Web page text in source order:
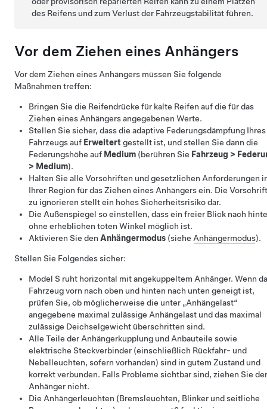
des Reifens und zum Verlust der Fahrzeugstabilität führen.
Vor dem Ziehen eines Anhängers
Vor dem Ziehen eines Anhängers müssen Sie folgende
Maßnahmen treffen:
Bringen Sie die Reifendrücke für kalte Reifen auf die für das
Ziehen eines Anhängers angegebenen Werte.
Stellen Sie sicher, dass die adaptive Federungsdämpfung Ihres
Fahrzeugs auf Erweitert gestellt ist, und stellen Sie dann die
Federungshöhe auf Medium (berühren Sie Fahrzeug >
> Medium).
Halten Sie alle Vorschriften und gesetzlichen Anforderungen
Ihrer Region für das Ziehen eines Anhängers ein. Die
zu ignorieren stellt ein hohes Sicherheitsrisiko dar.
Die Außenspiegel so einstellen, dass ein freier Blick nach
ohne erheblichen toten Winkel möglich ist.
Aktivieren Sie den Anhängermodus (siehe Anhängermodus).
Stellen Sie Folgendes sicher:
Model S ruht horizontal mit angekuppeltem Anhänger. Wenn
Fahrzeug vorn nach oben und hinten nach unten geneigt ist,
prüfen Sie, ob möglicherweise die unter „Anhängelast“
angegebene maximal zulässige Anhängelast und das maximal
zulässige Deichselgewicht überschritten sind.
Alle Teile der Anhängerkupplung und Anbauteile sowie
elektrische Steckverbinder (einschließlich Rückfahr- und
Nebelleuchten, sofern vorhanden) sind in gutem Zustand und
korrekt verbunden. Falls Probleme sichtbar sind, ziehen Sie
Anhänger nicht.
Die Anhängerleuchten (Bremsleuchten, Blinker und seitliche